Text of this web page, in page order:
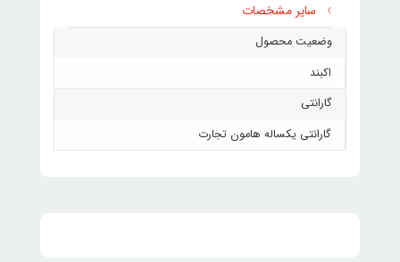
سایر مشخصات
وضعیت محصول
اکبند
گارانتی
گارانتی یکساله هامون تجارت